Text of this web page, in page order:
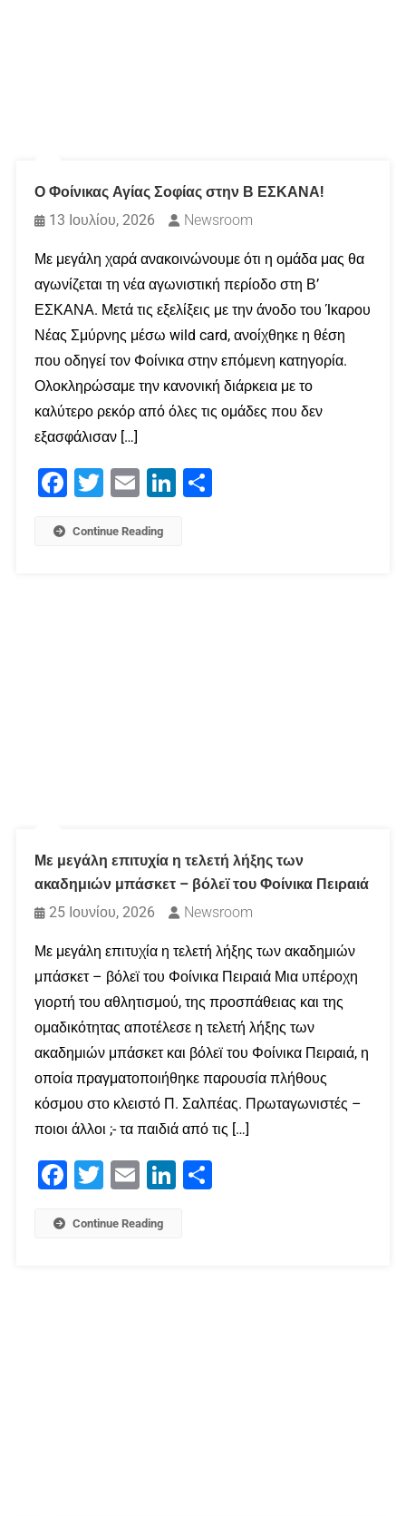
Ο Φοίνικας Αγίας Σοφίας στην Β ΕΣΚΑΝΑ!
13 Ιουλίου, 2026
Newsroom
Με μεγάλη χαρά ανακοινώνουμε ότι η ομάδα μας θα
αγωνίζεται τη νέα αγωνιστική περίοδο στη Β’
ΕΣΚΑΝΑ. Μετά τις εξελίξεις με την άνοδο του Ίκαρου
Νέας Σμύρνης μέσω wild card, ανοίχθηκε η θέση
που οδηγεί τον Φοίνικα στην επόμενη κατηγορία.
Ολοκληρώσαμε την κανονική διάρκεια με το
καλύτερο ρεκόρ από όλες τις ομάδες που δεν
εξασφάλισαν […]
Facebook
Twitter Email LinkedIn
Continue Reading
Με μεγάλη επιτυχία η τελετή λήξης των
ακαδημιών μπάσκετ – βόλεϊ του Φοίνικα Πειραιά
25 Ιουνίου, 2026
Newsroom
Με μεγάλη επιτυχία η τελετή λήξης των ακαδημιών
μπάσκετ – βόλεϊ του Φοίνικα Πειραιά Μια υπέροχη
γιορτή του αθλητισμού, της προσπάθειας και της
ομαδικότητας αποτέλεσε η τελετή λήξης των
ακαδημιών μπάσκετ και βόλεϊ του Φοίνικα Πειραιά, η
οποία πραγματοποιήθηκε παρουσία πλήθους
κόσμου στο κλειστό Π. Σαλπέας. Πρωταγωνιστές –
ποιοι άλλοι ;- τα παιδιά από τις […]
Facebook
Twitter Email LinkedIn
Continue Reading